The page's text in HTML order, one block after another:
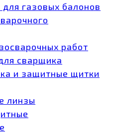
газовых балонов
работ
сварщика
и защитные щитки
линзы